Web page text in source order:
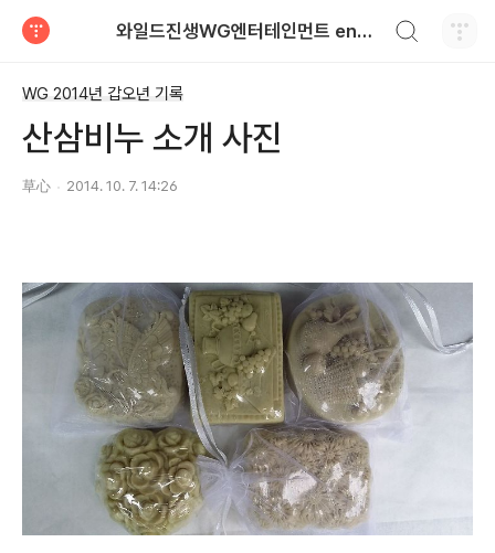
와일드진생WG엔터테인먼트 entertainment
WG 2014년 갑오년 기록
산삼비누 소개 사진
草心 2014. 10. 7. 14:26